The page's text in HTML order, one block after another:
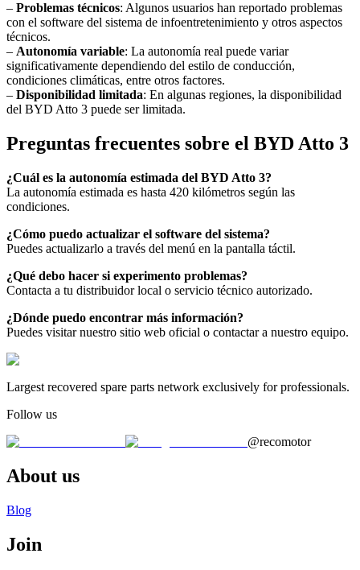
– Problemas técnicos: Algunos usuarios han reportado problemas
con el software del sistema de infoentretenimiento y otros aspectos
técnicos.
– Autonomía variable: La autonomía real puede variar
significativamente dependiendo del estilo de conducción,
condiciones climáticas, entre otros factores.
– Disponibilidad limitada: En algunas regiones, la disponibilidad
del BYD Atto 3 puede ser limitada.
Preguntas frecuentes sobre el BYD Atto 3
¿Cuál es la autonomía estimada del BYD Atto 3?
La autonomía estimada es hasta 420 kilómetros según las
condiciones.
¿Cómo puedo actualizar el software del sistema?
Puedes actualizarlo a través del menú en la pantalla táctil.
¿Qué debo hacer si experimento problemas?
Contacta a tu distribuidor local o servicio técnico autorizado.
¿Dónde puedo encontrar más información?
Puedes visitar nuestro sitio web oficial o contactar a nuestro equipo.
Largest recovered spare parts network exclusively for professionals.
Follow us
@recomotor
About us
Blog
Join